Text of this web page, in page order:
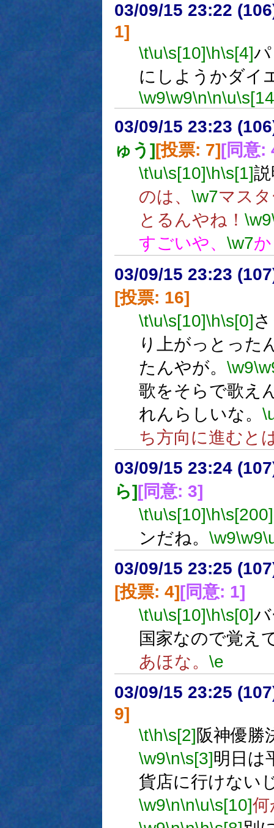
03/09/15 23:22
1]
\t\u\s[10]\h\s[4]
にしようかダイ
\w9\w9\n\n\u
03/09/15 23:23
ゅう] [投票: 7] [同意:
\t\u\s[10]\h\s[1]
のは、 \w7マス
とるんやね！ \w9
すごいや、 \w7
03/09/15 23:23
[投票: 16]
\t\u\s[10]\h\s[0]
り上がっとった
たんやが。 \w9
歌をそらで歌え
れんらしいな。
ち方向に進むと
03/09/15 23:24
ら][同意: 3]
\t\u\s[10]\h\s[200]
ンだね。 \w9\w9
03/09/15 23:25
[投票: 4][同意: 1]
\t\u\s[10]\h\s[0]
国家なので覚え
あほな。 \e
03/09/15 23:25
9]
\t\h\s[2]阪神優勝
\w9\n\s[3]明日は
貨店に行けない
\w9\n\n\u\s[10]何